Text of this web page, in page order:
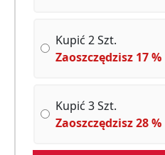
Kupić 2 Szt.
Zaoszczędzisz 17%
Kupić 3 Szt.
Zaoszczędzisz28%